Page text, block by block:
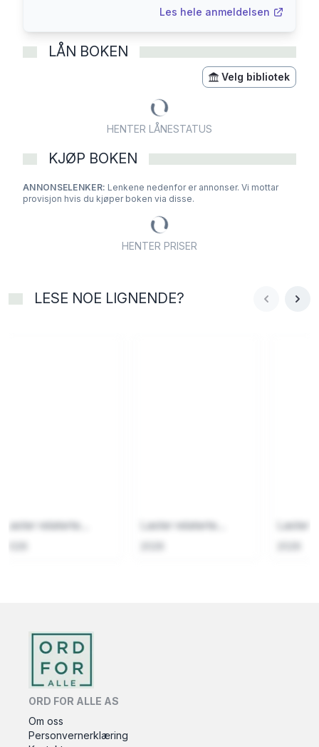
Les hele anmeldelsen
LÅN BOKEN
Velg bibliotek
HENTER LÅNESTATUS
KJØP BOKEN
ANNONSELENKER: Lenkene nedenfor er annonser. Vi mottar
provisjon hvis du kjøper boken via disse.
HENTER PRISER
LESE NOE LIGNENDE?
Laster relaterte... Laster relaterte... Laster
ORD FOR ALLE AS
Om oss
Personvernerklæring